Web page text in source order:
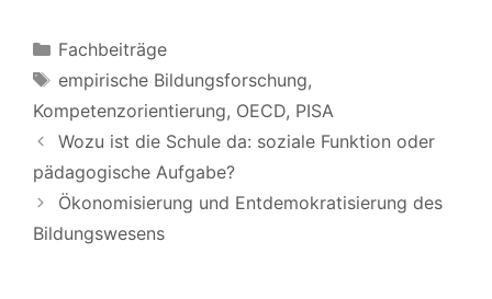
Kategorien
Fachbeiträge
Schlagwörter
empirische Bildungsforschung,
Kompetenzorientierung, OECD, PISA
Wozu ist die Schule da: soziale Funktion oder
pädagogische Aufgabe?
Ökonomisierung und Entdemokratisierung des
Bildungswesens